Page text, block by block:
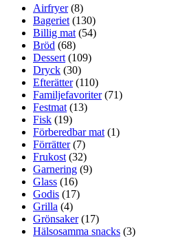
Airfryer(8)
Bageriet (130)
Billig mat (54)
Bröd (68)
Dessert (109)
Dryck (30)
Efterätter(110)
Familjefavoriter(71)
Festmat (13)
Fisk (19)
Förberedbar mat (1)
Förrätter(7)
Frukost (32)
Garnering (9)
Glass (16)
Godis (17)
Grilla (4)
Grönsaker(17)
Hälsosamma snacks (3)